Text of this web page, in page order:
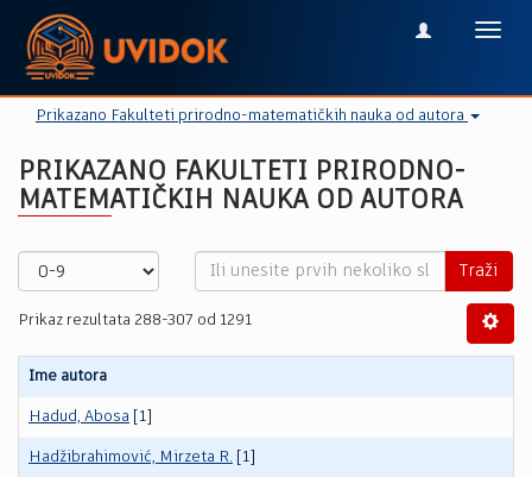
Prikazano Fakulteti prirodno-matematičkih nauka od autora
PRIKAZANO FAKULTETI PRIRODNO-
MATEMATIČKIH NAUKA OD AUTORA
Traži
Prikaz rezultata 288-307 od 1291
Ime autora
Hadud, Abosa [1]
Hadžibrahimović, Mirzeta R. [1]